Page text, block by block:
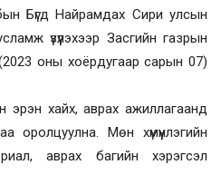
Бүгд Найрамдах Сири улсын
үзүүлэхээр Засгийн газрын
оны хоёрдугаар сарын 07)
эрэн хайх, аврах ажиллагаанд
оролцуулна. Мөн хүмүүнлэгийн
аврах багийн хэрэгсэл